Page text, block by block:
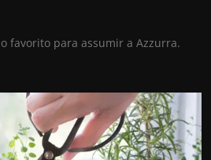
favorito para assumir a Azzurra.